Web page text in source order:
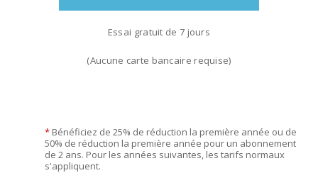
Essai gratuit de 7 jours
(Aucune carte bancaire requise)
* Bénéficiez de 25% de réduction la première année ou de
50% de réduction la première année pour un abonnement
de 2 ans. Pour les années suivantes, les tarifs normaux
s'appliquent.